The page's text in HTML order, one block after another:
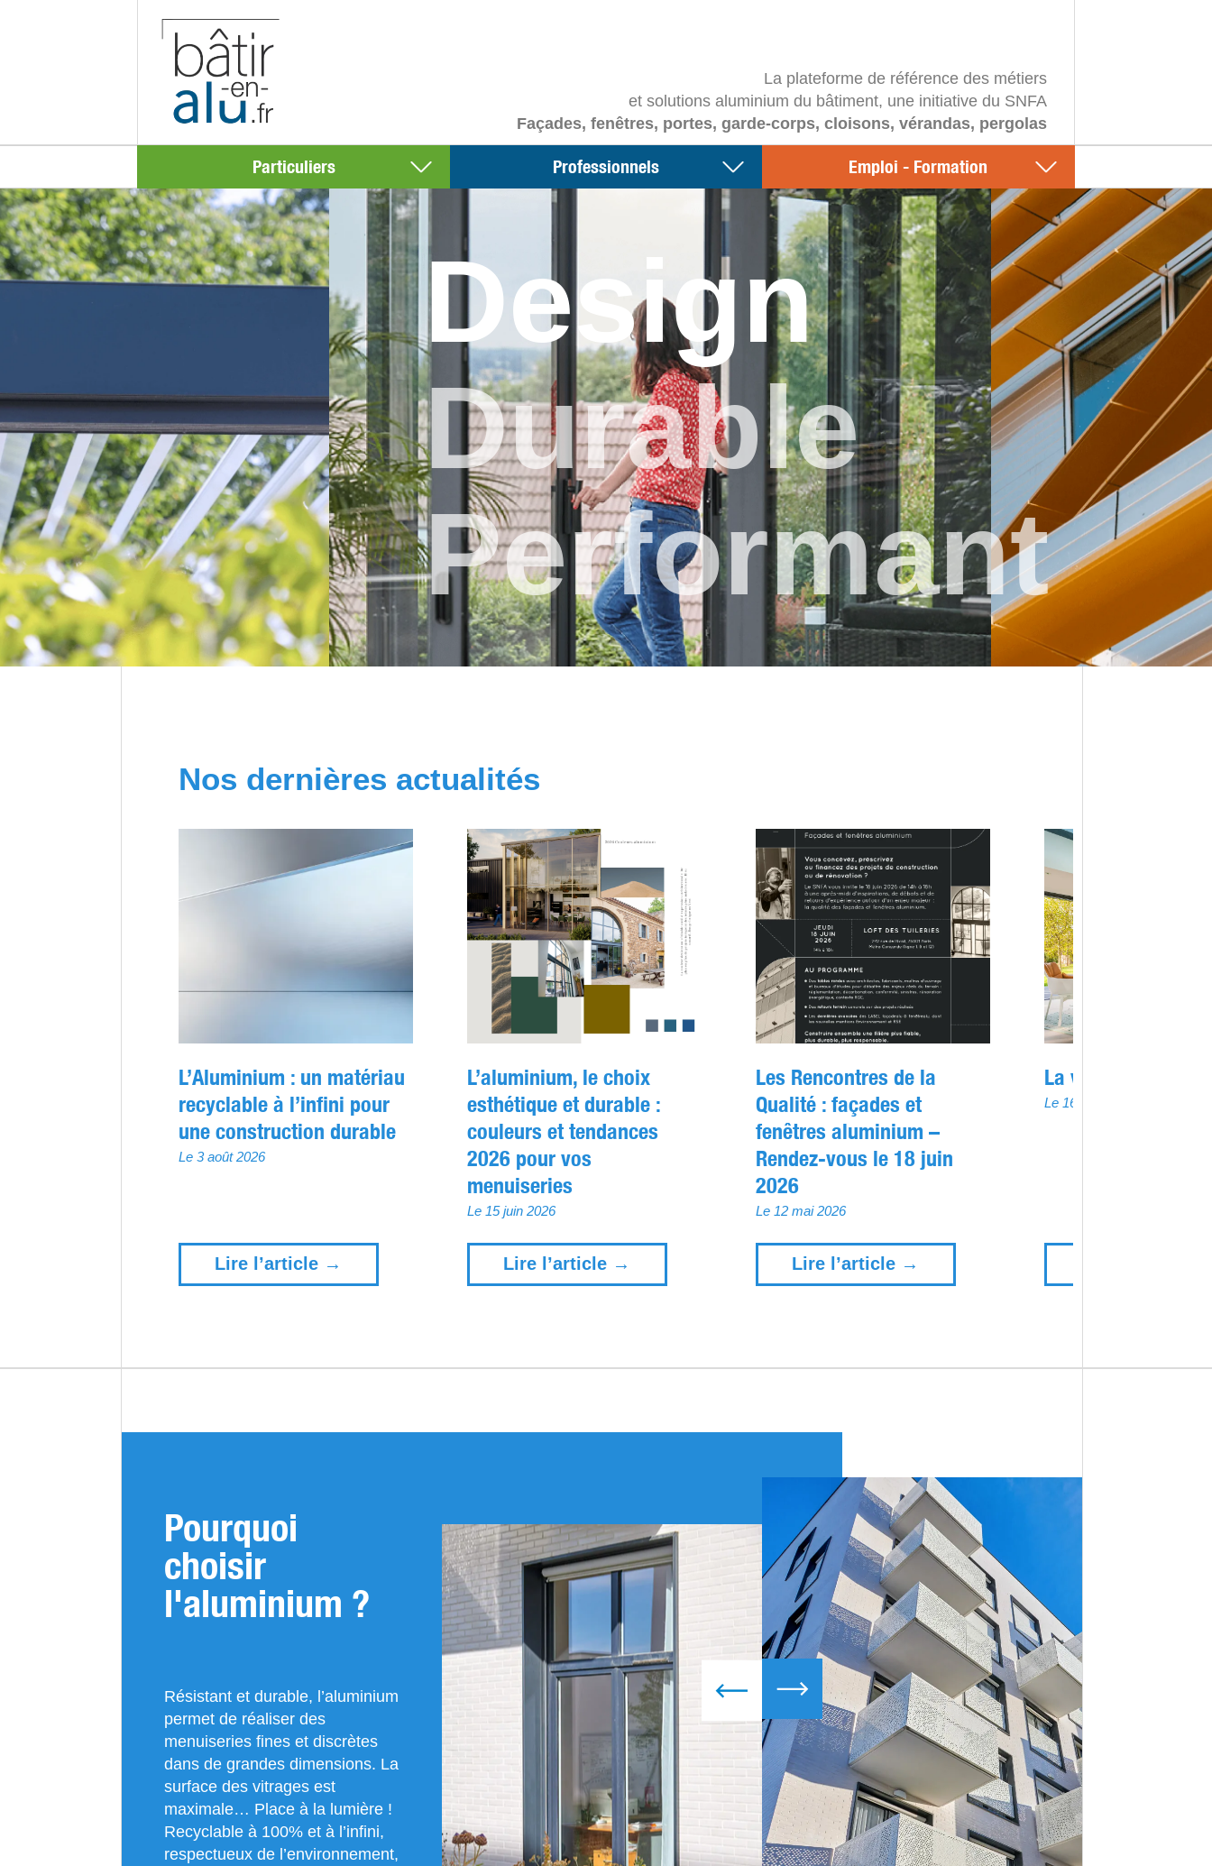
La plateforme de référence des métiers
et solutions aluminium du bâtiment, une initiative du SNFA
Façades, fenêtres, portes, garde-corps, cloisons, vérandas, pergolas
Particuliers Professionnels Emploi - Formation
Design
Durable
Performant
Nos dernières actualités
L’Aluminium : un matériau
recyclable à l’infini pour
une construction durable
Le 3 août 2026
Lire l’article →
L’aluminium, le choix
esthétique et durable :
couleurs et tendances
2026 pour vos
menuiseries
Le 15 juin 2026
Lire l’article →
Les Rencontres de la
Qualité : façades et
fenêtres aluminium –
Rendez-vous le 18 juin
2026
Le 12 mai 2026
Lire l’article →
La véranda se
Le 16 avril 2026
Pourquoi
choisir
l'aluminium ?
Résistant et durable, l’aluminium
permet de réaliser des
menuiseries fines et discrètes
dans de grandes dimensions. La
surface des vitrages est
maximale… Place à la lumière !
Recyclable à 100% et à l’infini,
respectueux de l’environnement,